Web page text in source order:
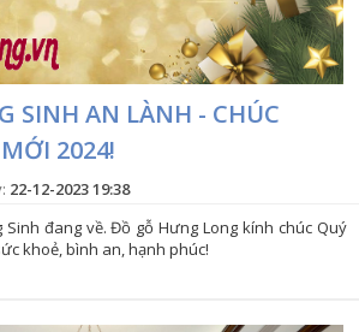
SINH AN LÀNH - CHÚC
2024!
22-12-2023 19:38
đang về. Đồ gỗ Hưng Long kính chúc Quý
khoẻ, bình an, hạnh phúc!